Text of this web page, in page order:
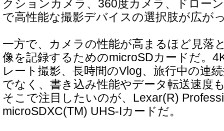
クションカメラ、360度カメラ、ドロー
で高性能な撮影デバイスの選択肢が広が
一方で、カメラの性能が高まるほど見落
像を記録するためのmicroSDカードだ。
レート撮影、長時間のVlog、旅行中の連
でなく、書き込み性能やデータ転送速度
そこで注目したいのが、Lexar(R)
microSDXC(TM) UHS-Iカードだ。